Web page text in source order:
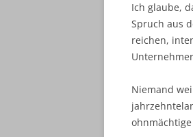
Ich glaube,
Spruch aus
reichen,
Niemand